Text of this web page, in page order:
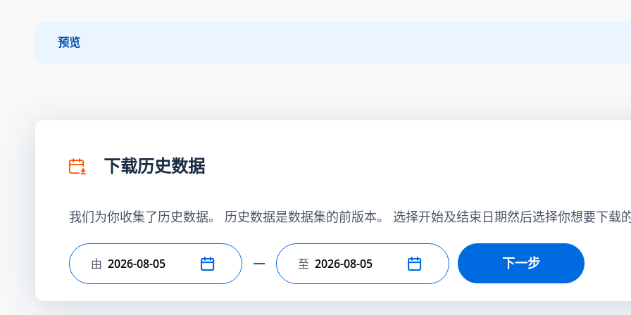
预览
下载历史数据
我们为你收集了历史数据。 历史数据是数据集的前版本。 选择开始及结束日期然后选择你想要下载
选择开始日期
由 选择结束日期
至 下一步